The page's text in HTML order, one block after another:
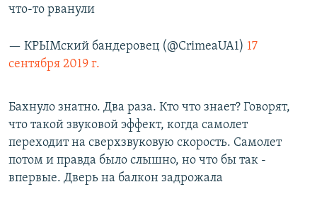
что-то рванули
— КРЫМский бандеровец (@CrimeaUA1) 17
сентября 2019 г.
Бахнуло знатно. Два раза. Кто что знает? Говорят,
что такой звуковой эффект, когда самолет
переходит на сверхзвуковую скорость. Самолет
потом и правда было слышно, но что бы так -
впервые. Дверь на балкон задрожала